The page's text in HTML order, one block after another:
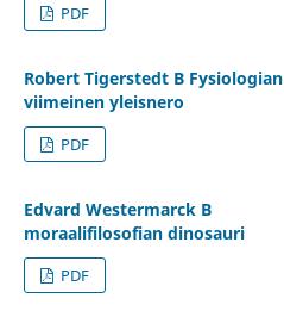
PDF
Robert Tigerstedt B Fysiologian
viimeinen yleisnero
PDF
Edvard Westermarck B
moraalifilosofian dinosauri
PDF